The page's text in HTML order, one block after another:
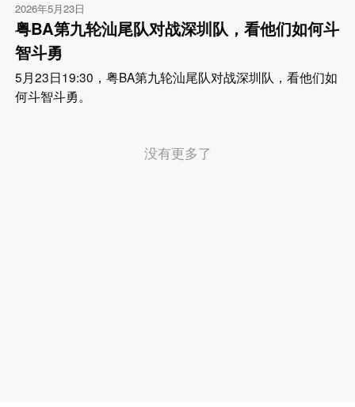
2026年5月23日
粤BA第九轮汕尾队对战深圳队，看他们如何斗
智斗勇
5月23日19:30，粤BA第九轮汕尾队对战深圳队，看他们如
何斗智斗勇。
没有更多了